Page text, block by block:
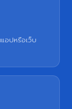
อปหรือเว็บ